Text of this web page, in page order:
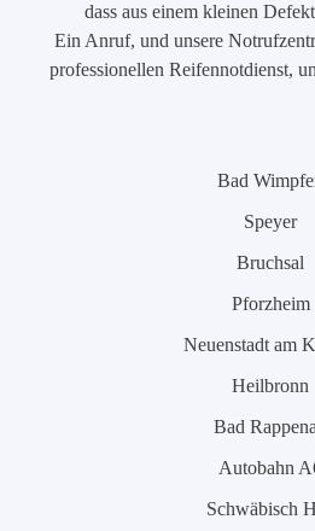
dass aus einem kleinen
Ein Anruf, und unsere
professionellen Reifennotdienst,
Bad
Speyer
Bruchsal
Pforzheim
Neuenstadt am
Heilbronn
Bad
Autobahn
Schwäbisch